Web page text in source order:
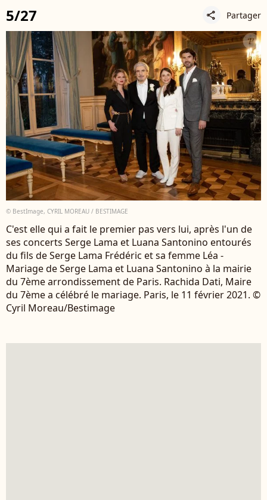
5/27 share Partager
© BestImage, CYRIL MOREAU / BESTIMAGE
C'est elle qui a fait le premier pas vers lui, après l'un de
ses concerts Serge Lama et Luana Santonino entourés
du fils de Serge Lama Frédéric et sa femme Léa -
Mariage de Serge Lama et Luana Santonino à la mairie
du 7ème arrondissement de Paris. Rachida Dati, Maire
du 7ème a célébré le mariage. Paris, le 11 février 2021. ©
Cyril Moreau/Bestimage